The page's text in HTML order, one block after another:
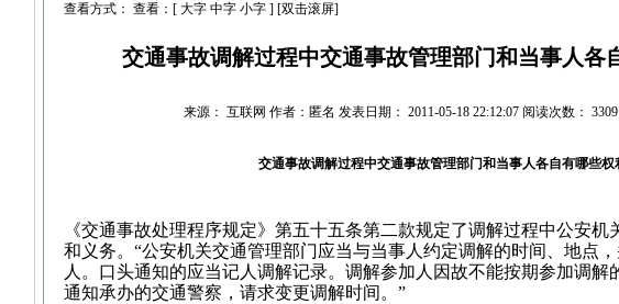
查看方式： 查看：[ 大字 中字 小字] [双击滚屏]
交通事故调解过程中交通事故管理部门和当事人各
来源： 互联网 作者：匿名 发表日期： 2011-05-18 22:12:07 阅读次数：
交通事故调解过程中交通事故管理部门和当事人各自有哪些权
《交通事故处理程序规定》第五十五条第二款规定了调解过程中公安机
和义务。“公安机关交通管理部门应当与当事人约定调解的时间、地点
人。口头通知的应当记人调解记录。调解参加人因故不能按期参加调解
通知承办的交通警察，请求变更调解时间。”